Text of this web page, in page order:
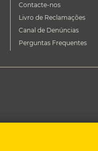
Contacte-nos
Livro de Reclamações
Canal de Denúncias
Perguntas Frequentes